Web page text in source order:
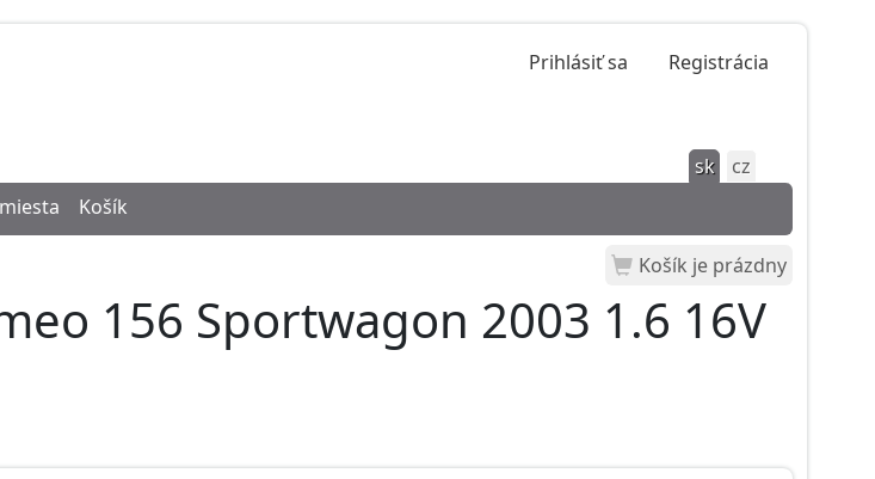
Prihlásiť sa Registrácia
sk
cz
Košík
Košík je prázdny
156 Sportwagon 2003 1.6 16V